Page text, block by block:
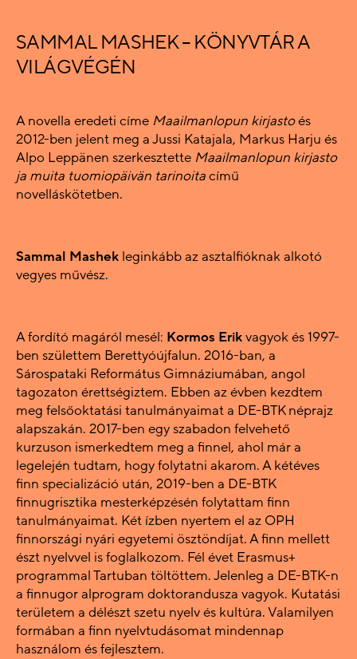
SAMMAL MASHEK – KÖNYVTÁR A
VILÁGVÉGÉN
A novella eredeti címe Maailmanlopun kirjastoés
2012-ben jelent meg a Jussi Katajala, Markus Harju és
Alpo Leppänen szerkesztette Maailmanlopun kirjasto
ja muita tuomiopäivän tarinoitacímű
novelláskötetben.
Sammal Mashek leginkább az asztalfióknak alkotó
vegyes művész.
A fordító magáról mesél: Kormos Erikvagyok és 1997-
ben születtem Berettyóújfalun. 2016-ban, a
Sárospataki Református Gimnáziumában, angol
tagozaton érettségiztem. Ebben az évben kezdtem
meg felsőoktatási tanulmányaimat a DE-BTK néprajz
alapszakán. 2017-ben egy szabadon felvehető
kurzuson ismerkedtem meg a finnel, ahol már a
legelején tudtam, hogy folytatni akarom. A kétéves
finn specializáció után, 2019-ben a DE-BTK
finnugrisztika mesterképzésén folytattam finn
tanulmányaimat. Két ízben nyertem el az OPH
finnországi nyári egyetemi ösztöndíjat. A finn mellett
észt nyelvvel is foglalkozom. Fél évet Erasmus+
programmal Tartuban töltöttem. Jelenleg a DE-BTK-n
a finnugor alprogram doktorandusza vagyok. Kutatási
területem a délészt szetu nyelv és kultúra. Valamilyen
formában a finn nyelvtudásomat mindennap
használom és fejlesztem.